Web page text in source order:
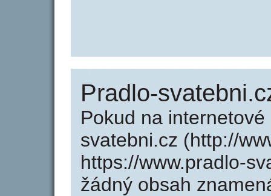
Pradlo-
Pokud na
svatebni.cz (http://
https://www.pradlo-
žádný obsah